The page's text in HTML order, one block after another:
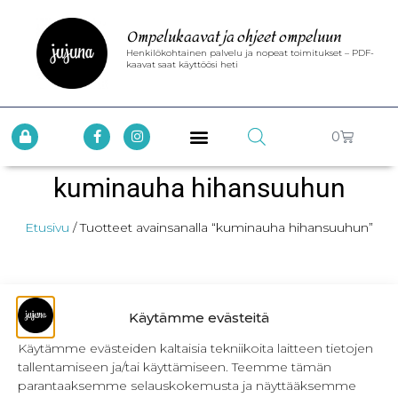
Käytämme evästeitä
Käytämme evästeiden kaltaisia tekniikoita laitteen tietojen
tallentamiseen ja/tai käyttämiseen. Teemme tämän
parantaaksemme selauskokemusta ja näyttääksemme
Ompelukaavat ja ohjeet ompeluun
Henkilökohtainen palvelu ja nopeat toimitukset – PDF-
kaavat saat käyttöösi heti
0
kuminauha hihansuuhun
Etusivu / Tuotteet avainsanalla “kuminauha hihansuuhun”
INFO